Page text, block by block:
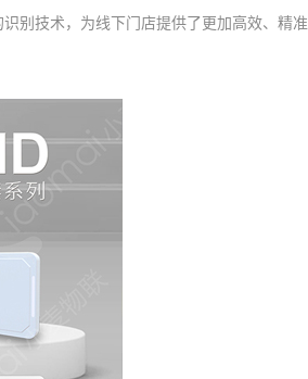
别技术，为线下门店提供了更加高效、精准